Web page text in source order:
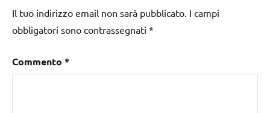
Il tuo indirizzo email non sarà pubblicato. I campi
obbligatori sono contrassegnati *
Commento *